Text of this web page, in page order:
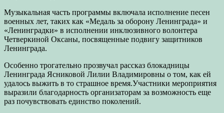
Музыкальная часть программы включала исполнение песен
военных лет, таких как «Медаль за оборону Ленинграда» и
«Ленинградки» в исполнении инклюзивного волонтера
Четверкиной Оксаны, посвященные подвигу защитников
Ленинграда.
Особенно трогательно прозвучал рассказ блокадницы
Ленинграда Ясниковой Лилии Владимировны о том, как ей
удалось выжить в то страшное время.Участники мероприятия
выразили благодарность организаторам за возможность еще
раз почувствовать единство поколений.